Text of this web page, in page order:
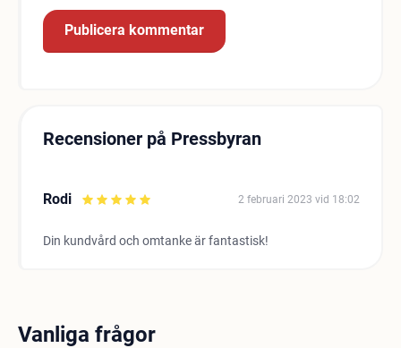
Recensioner på Pressbyran
Rodi 2 februari 2023 vid 18:02
Din kundvård och omtanke är fantastisk!
Vanliga frågor